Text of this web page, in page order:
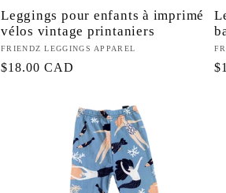
Leggings pour enfants à imprimé
vélos vintage printaniers
Fournisseur :
FRIENDZ LEGGINGS APPAREL
Prix
$18.00 CAD